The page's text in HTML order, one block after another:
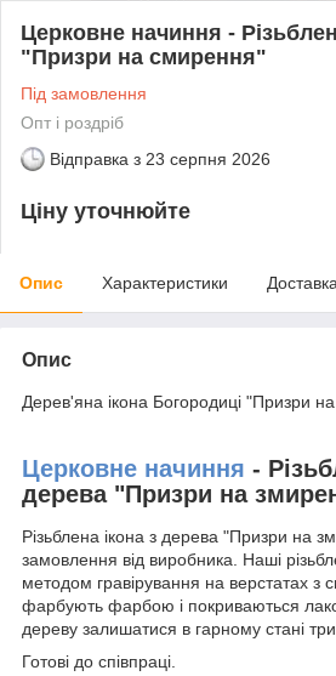
Церковне начиння -
"Призри на смирення"
Під замовлення
Опт і роздріб
Відправка з 23 серпня 2026
Ціну уточнюйте
Опис Характеристики Доставка
Опис
Дерев'яна ікона Богородиці "Призри
Церковне начиння -
дерева "Призри на
Різьблена ікона з дерева "Призри на
замовлення від виробника. Наші
методом гравірування на верстатах з
фарбують фарбою і покриваються
дереву залишатися в гарному стані
Готові до співпраці.